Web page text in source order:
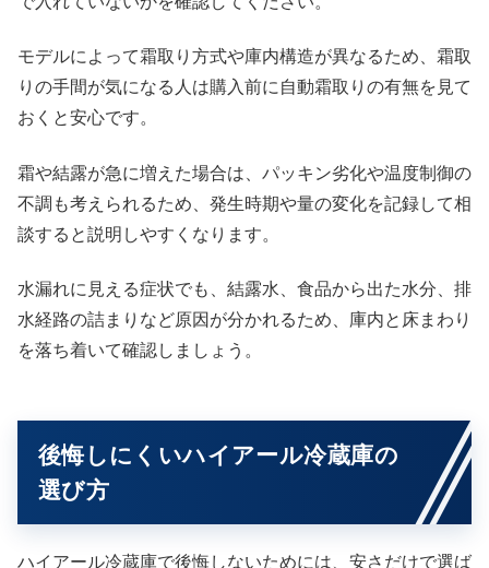
モデルによって霜取り方式や庫内構造が異なるため、霜取
りの手間が気になる人は購入前に自動霜取りの有無を見て
おくと安心です。
霜や結露が急に増えた場合は、パッキン劣化や温度制御の
不調も考えられるため、発生時期や量の変化を記録して相
談すると説明しやすくなります。
水漏れに見える症状でも、結露水、食品から出た水分、排
水経路の詰まりなど原因が分かれるため、庫内と床まわり
を落ち着いて確認しましょう。
後悔しにくいハイアール冷蔵庫の
選び方
ハイアール冷蔵庫で後悔しないためには、安さだけで選ば